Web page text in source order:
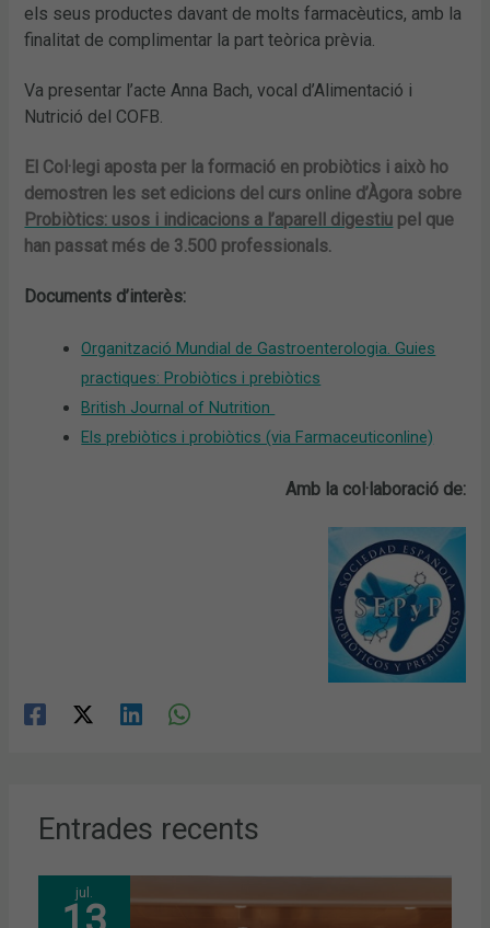
els seus productes davant de molts farmacèutics, amb la
finalitat de complimentar la part teòrica prèvia.
Va presentar l’acte Anna Bach, vocal d’Alimentació i
Nutrició del COFB.
El Col·legi aposta per la formació en probiòtics i això ho
demostren les set edicions del curs online d’Àgora sobre
Probiòtics: usos i indicacions a l’aparell digestiu pel que
han passat més de 3.500 professionals.
Documents d’interès:
Organització Mundial de Gastroenterologia. Guies
practiques: Probiòtics i prebiòtics
British Journal of Nutrition
Els prebiòtics i probiòtics (via Farmaceuticonline)
Amb la col·laboració de:
Entrades recents
jul.